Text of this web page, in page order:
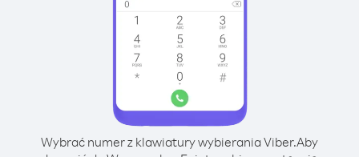
Wybrać numer z klawiatury wybierania Viber.Aby